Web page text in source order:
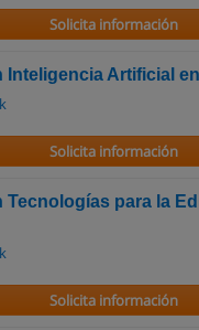
Solicita información
Inteligencia Artificial
Solicita información
Tecnologías para la
Solicita información